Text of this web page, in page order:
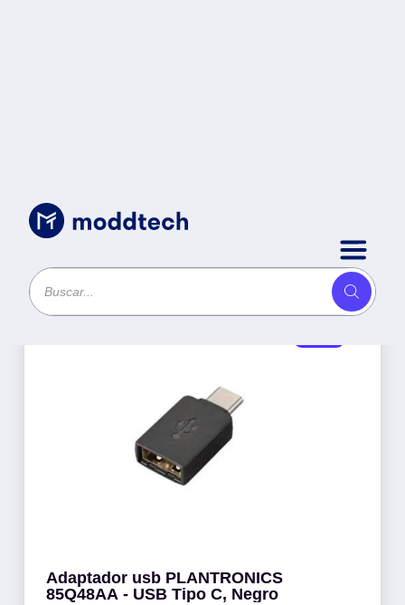
Productos
Adaptador usb PLANTRONICS
85Q48AA - USB Tipo C, Negro